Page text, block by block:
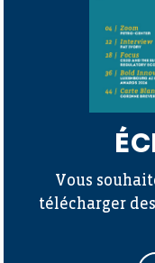
Vous
télécharger